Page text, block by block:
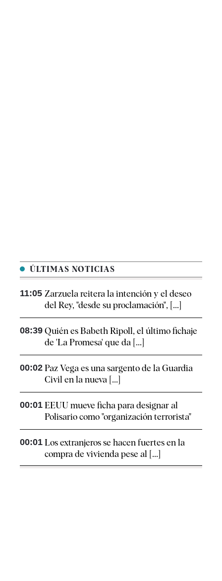
ÚLTIMAS NOTICIAS
11:05 Zarzuela reitera la intención y el deseo
del Rey, "desde su proclamación", [...]
08:39 Quién es Babeth Ripoll, el último fichaje
de 'La Promesa' que da [...]
00:02 Paz Vega es una sargento de la Guardia
Civil en la nueva [...]
00:01 EEUU mueve ficha para designar al
Polisario como "organización terrorista"
00:01 Los extranjeros se hacen fuertes en la
compra de vivienda pese al [...]